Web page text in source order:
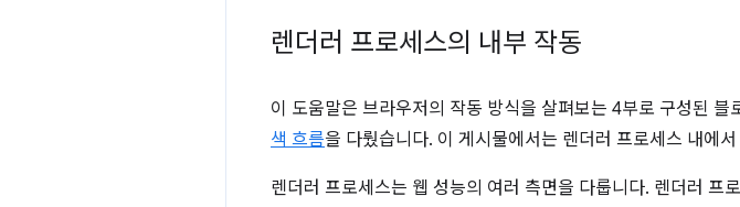
렌더러 프로세스의 내부 작동
이 도움말은 브라우저의 작동 방식을 살펴보는 4부로 구성된 블
색 흐름을 다뤘습니다. 이 게시물에서는 렌더러 프로세스 내에
렌더러 프로세스는 웹 성능의 여러 측면을 다룹니다. 렌더러 프